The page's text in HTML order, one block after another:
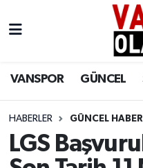
VANSPOR GÜNCEL
HABERLER GÜNCEL
LGS
Siyaset
Ekonomi
Van Nöbetçi
Van Namaz
Van Trafik